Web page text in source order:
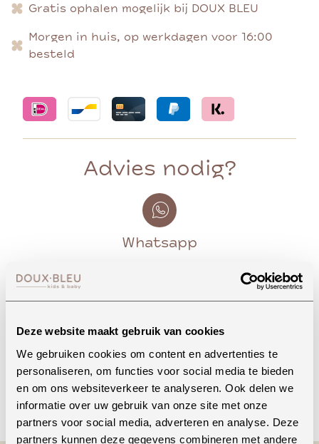
Deze website maakt gebruik van cookies
We gebruiken cookies om content en advertenties te
personaliseren, om functies voor social media te bieden
en om ons websiteverkeer te analyseren. Ook delen we
informatie over uw gebruik van onze site met onze
partners voor social media, adverteren en analyse. Deze
partners kunnen deze gegevens combineren met andere
Gratis ophalen mogelijk bij DOUX BLEU
Morgen in huis, op werkdagen voor 16:00
besteld
Advies nodig?
Whatsapp
Bekijk openingstijden
Bellen